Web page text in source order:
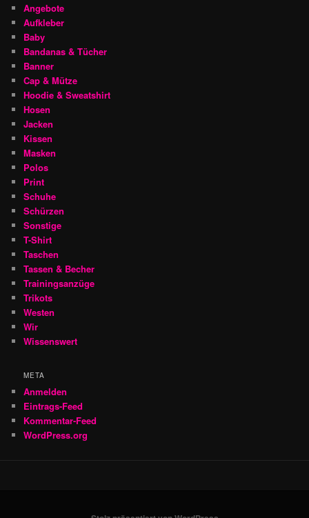
Angebote
Aufkleber
Baby
Bandanas & Tücher
Banner
Cap & Mütze
Hoodie & Sweatshirt
Hosen
Jacken
Kissen
Masken
Polos
Print
Schuhe
Schürzen
Sonstige
T-Shirt
Taschen
Tassen & Becher
Trainingsanzüge
Trikots
Westen
Wir
Wissenswert
META
Anmelden
Eintrags-Feed
Kommentar-Feed
WordPress.org